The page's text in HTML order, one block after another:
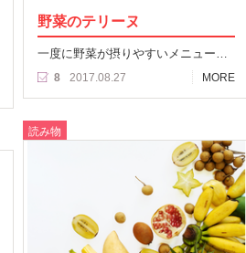
野菜のテリーヌ
一度に野菜が摂りやすいメニュー…
8 2017.08.27 MORE
読み物